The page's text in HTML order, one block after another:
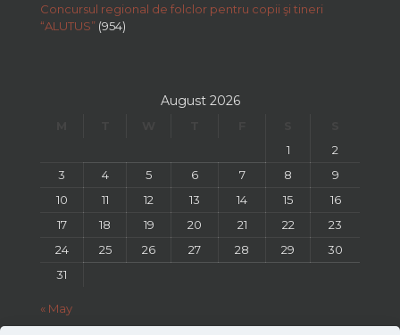
Concursul regional de folclor pentru copii şi tineri
“ALUTUS” (954)
August 2026
1
2
3
4 5 6 7 8
9
10
11 12 13 14 15
16
17
18 19 20 21 22
23
24
25 26 27 28 29
30
31
« May